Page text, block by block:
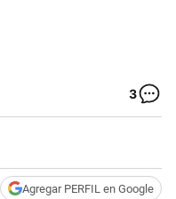
3
Agregar PERFIL en Google